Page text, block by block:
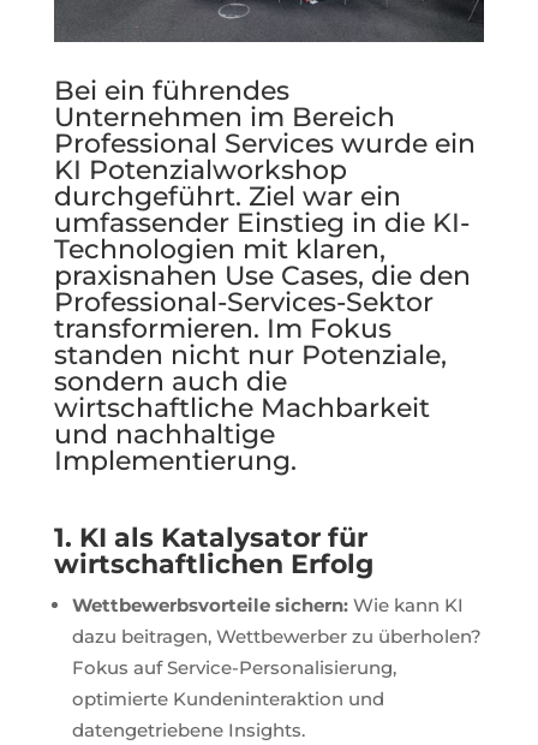
Bei ein führendes
Unternehmen im Bereich
Professional Services wurde ein
KI Potenzialworkshop
durchgeführt. Ziel war ein
umfassender Einstieg in die KI-
Technologien mit klaren,
praxisnahen Use Cases, die den
Professional-Services-Sektor
transformieren. Im Fokus
standen nicht nur Potenziale,
sondern auch die
wirtschaftliche Machbarkeit
und nachhaltige
Implementierung.
1. KI als Katalysator für
wirtschaftlichen Erfolg
Wettbewerbsvorteile sichern:Wie kann KI
dazu beitragen, Wettbewerber zu überholen?
Fokus auf Service-Personalisierung,
optimierte Kundeninteraktion und
datengetriebene Insights.